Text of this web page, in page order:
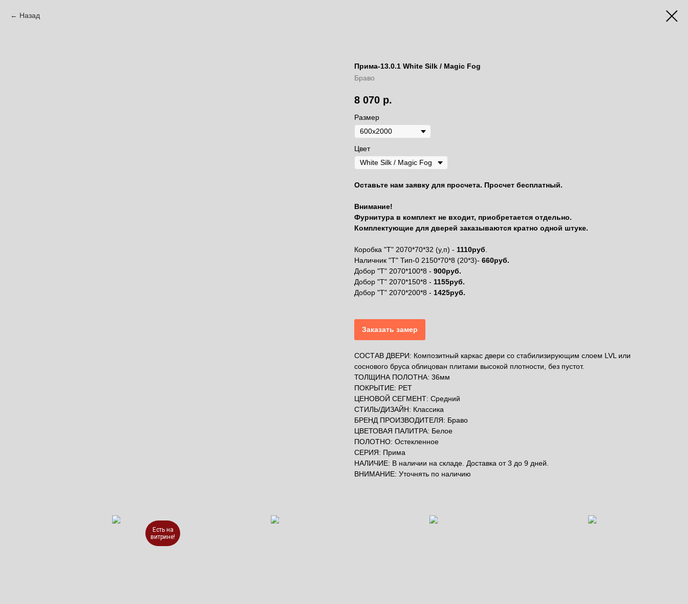
Назад
Прима-13.0.1 White Silk / Magic Fog
Браво
8 070 р.
Размер
Цвет
Оставьте нам заявку для просчета. Просчет бесплатный.
Внимание!
Фурнитура в комплект не входит, приобретается отдельно.
Комплектующие для дверей заказываются кратно одной штуке.
Коробка "Т" 2070*70*32 (у,п) - 1110руб.
Наличник "Т" Тип-0 2150*70*8 (20*3)- 660руб.
Добор "Т" 2070*100*8 - 900руб.
Добор "Т" 2070*150*8 - 1155руб.
Добор "Т" 2070*200*8 - 1425руб.
Заказать замер
СОСТАВ ДВЕРИ: Композитный каркас двери со стабилизирующим слоем LVL или
соснового бруса облицован плитами высокой плотности, без пустот.
ТОЛЩИНА ПОЛОТНА: 36мм
ПОКРЫТИЕ: PET
ЦЕНОВОЙ СЕГМЕНТ: Средний
СТИЛЬ/ДИЗАЙН: Классика
БРЕНД ПРОИЗВОДИТЕЛЯ: Браво
ЦВЕТОВАЯ ПАЛИТРА: Белое
ПОЛОТНО: Остекленное
СЕРИЯ: Прима
НАЛИЧИЕ: В наличии на складе. Доставка от 3 до 9 дней.
ВНИМАНИЕ: Уточнять по наличию
Есть на
витрине!